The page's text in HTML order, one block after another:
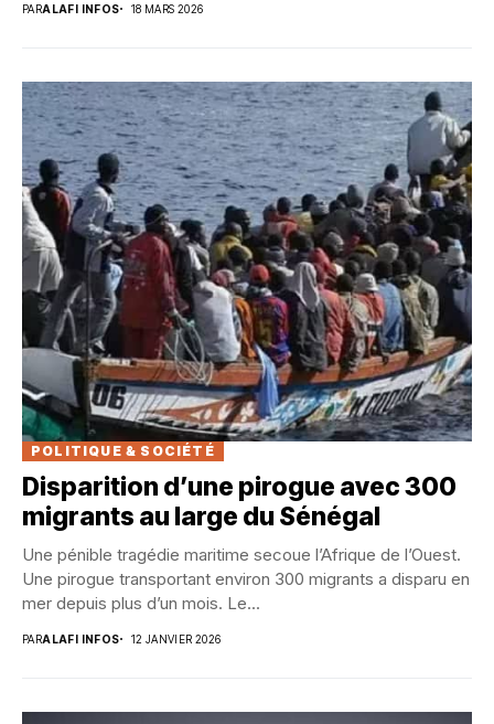
PARALAFI INFOS 18 MARS 2026
POLITIQUE & SOCIÉTÉ
Disparition d’une pirogue avec 300
migrants au large du Sénégal
Une pénible tragédie maritime secoue l’Afrique de l’Ouest.
Une pirogue transportant environ 300 migrants a disparu en
mer depuis plus d’un mois. Le...
PARALAFI INFOS 12 JANVIER 2026